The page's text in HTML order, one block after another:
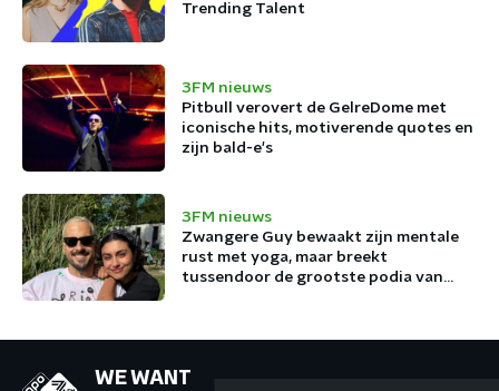
Trending Talent
3FM nieuws
Pitbull verovert de GelreDome met
iconische hits, motiverende quotes en
zijn bald-e's
3FM nieuws
Zwangere Guy bewaakt zijn mentale
rust met yoga, maar breekt
tussendoor de grootste podia van
WE WANT